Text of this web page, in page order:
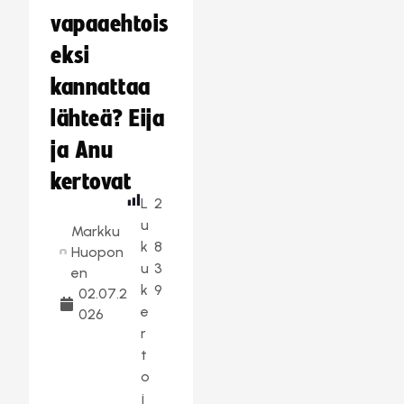
vapaaehtois
eksi
kannattaa
lähteä? Eija
ja Anu
kertovat
Markku
Huopon
en
02.07.2
026
L
u
k
u
k
e
r
t
o
j
2
8
3
9